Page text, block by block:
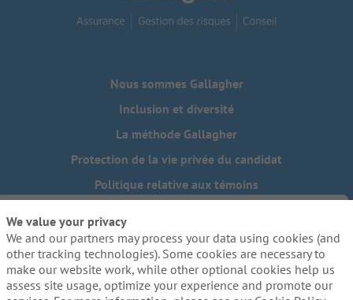
Nous sommes Gallagher
Inclusion et diversité
La méthode Gallagher
Protection de la vie privée du candidat
Politique relative aux témoins
Besoin de mesures d'adaptation raisonnables pour
compléter une partie de notre processus de candidature, y
compris l'utilisation de ce site web? Envoyez-nous un
courriel: Careers@ajg.com
We value your privacy
We and our partners may process your data using cookies (and
other tracking technologies). Some cookies are necessary to
make our website work, while other optional cookies help us
assess site usage, optimize your experience and promote our